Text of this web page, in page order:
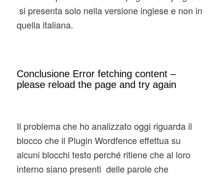
si presenta solo nella versione inglese e non in
quella italiana.
Conclusione Error fetching content –
please reload the page and try again
Il problema che ho analizzato oggi riguarda il
blocco che il Plugin Wordfence effettua su
alcuni blocchi testo perché ritiene che al loro
interno siano presenti delle parole che